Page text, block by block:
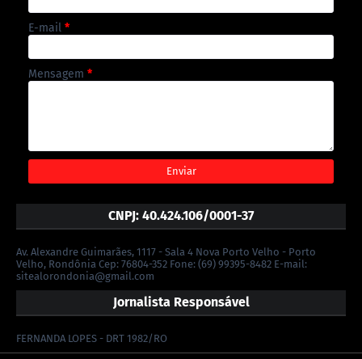
E-mail *
Mensagem *
CNPJ: 40.424.106/0001-37
Av. Alexandre Guimarães, 1117 - Sala 4 Nova Porto Velho - Porto
Velho, Rondônia Cep: 76804-352 Fone: (69) 99395-8482 E-mail:
sitealorondonia@gmail.com
Jornalista Responsável
FERNANDA LOPES - DRT 1982/RO